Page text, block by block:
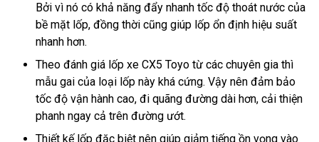
Bởi vì nó có khả năng đẩy nhanh tốc độ thoát nước của
bề mặt lốp, đồng thời cũng giúp lốp ổn định hiệu suất
nhanh hơn.
Theo đánh giá lốp xe CX5 Toyo từ các chuyên gia thì
mẫu gai của loại lốp này khá cứng. Vậy nên đảm bảo
tốc độ vận hành cao, đi quãng đường dài hơn, cải thiện
phanh ngay cả trên đường ướt.
Thiết kế lốp đặc biệt nên giúp giảm tiếng ồn vọng vào